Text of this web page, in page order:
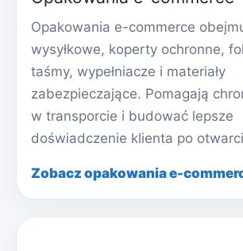
Opakowania e-commerce
wysyłkowe, koperty ochronne,
taśmy, wypełniacze i materiały
zabezpieczające. Pomagają
w transporcie i budować lepsze
doświadczenie klienta po
Zobacz opakowania e-